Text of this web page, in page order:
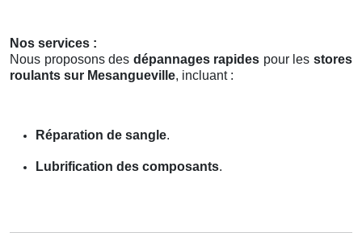
Nos services :
Nous proposons des dépannages rapides pour lesstores
roulants sur Mesangueville, incluant :
Réparation de sangle.
Lubrification des composants.